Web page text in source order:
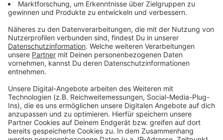
Fantastival gibt es schon seit 1999. Die besondere
Atmosphäre des Dinslakener Burgtheaters hat sich
offenbar auch unter den internationalen Künstlern
rumgesprochen. Unvergessen sind etwa die Auftritte
von Tom Jones, Amy Macdonald, Mando Diao, Alvaro
Soler oder Anastacia. Besucher genießen dabei, dass
zwischen ihnen und den Stars maximal 20 Meter
liegen. Bei Alvaro Soler etwa kam es deshalb schon zu
Spontan-Unterhaltungen mit der letzten Reihe.
Anzeige